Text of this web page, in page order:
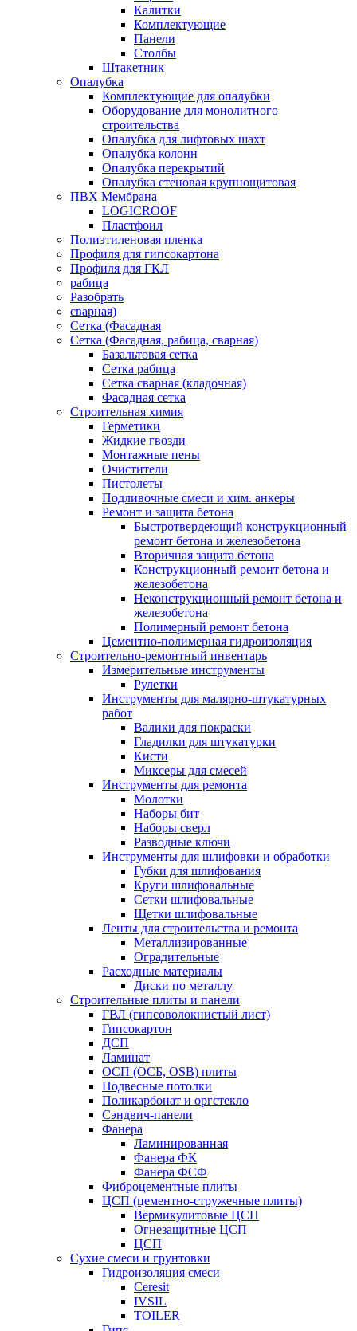
Калитки
Комплектующие
Панели
Столбы
Штакетник
Опалубка
Комплектующие для опалубки
Оборудование для монолитного
строительства
Опалубка для лифтовых шахт
Опалубка колонн
Опалубка перекрытий
Опалубка стеновая крупнощитовая
ПВХ Мембрана
LOGICROOF
Плaстфoил
Полиэтиленовая пленка
Профиля для гипсокартона
Профиля для ГКЛ
рабица
Разобрать
сварная)
Сетка (Фасадная
Сетка (Фасадная, рабица, сварная)
Базальтовая сетка
Сетка рабица
Сетка сварная (кладочная)
Фасадная сетка
Строительная химия
Герметики
Жидкие гвозди
Монтажные пены
Очистители
Пистолеты
Подливочные смеси и хим. анкеры
Ремонт и защита бетона
Быстротвердеющий конструкционный
ремонт бетона и железобетона
Вторичная защита бетона
Конструкционный ремонт бетона и
железобетона
Неконструкционный ремонт бетона и
железобетона
Полимерный ремонт бетона
Цементно-полимерная гидроизоляция
Строительно-ремонтный инвентарь
Измерительные инструменты
Рулетки
Инструменты для малярно-штукатурных
работ
Валики для покраски
Гладилки для штукатурки
Кисти
Миксеры для смесей
Инструменты для ремонта
Молотки
Наборы бит
Наборы сверл
Разводные ключи
Инструменты для шлифовки и обработки
Губки для шлифования
Круги шлифовальные
Сетки шлифовальные
Щетки шлифовальные
Ленты для строительства и ремонта
Металлизированные
Оградительные
Расходные материалы
Диски по металлу
Строительные плиты и панели
ГВЛ (гипсоволокнистый лист)
Гипсокартон
ДСП
Ламинат
ОСП (ОСБ, OSB) плиты
Подвесные потолки
Поликарбонат и оргстекло
Сэндвич-панели
Фанера
Ламинированная
Фанера ФК
Фанера ФСФ
Фиброцементные плиты
ЦСП (цементно-стружечные плиты)
Вермикулитовые ЦСП
Огнезащитные ЦСП
ЦСП
Сухие смеси и грунтовки
Гидроизоляция смеси
Ceresit
IVSIL
TOILER